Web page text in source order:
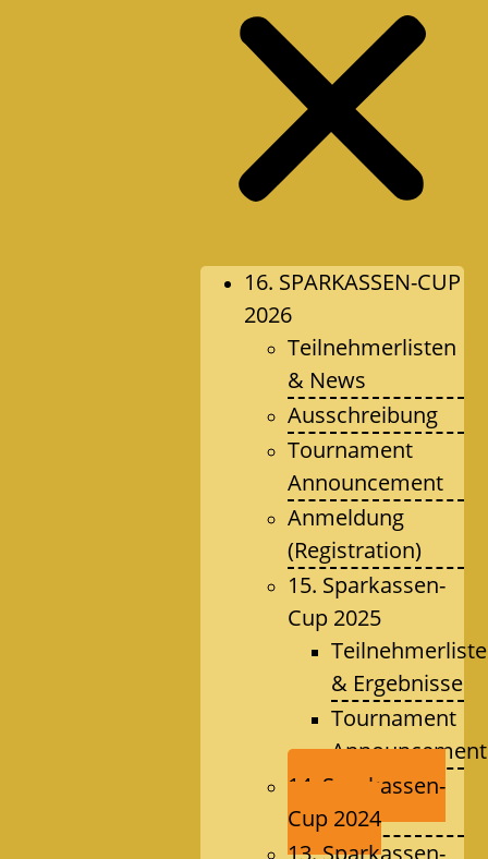
16. SPARKASSEN-CUP
2026
Teilnehmerlisten
& News
Ausschreibung
Tournament
Announcement
Anmeldung
(Registration)
15. Sparkassen-
Cup 2025
& Ergebnisse
Tournament
Announcement
14. Sparkassen-
Cup 2024
13. Sparkassen-